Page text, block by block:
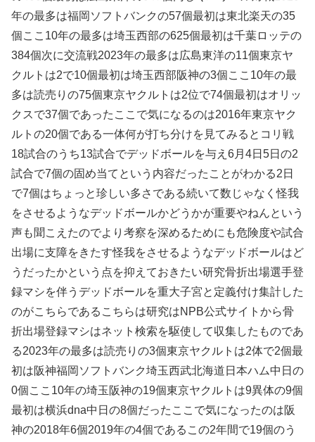
年の最多は福岡ソフトバンクの57個最初は東北楽天の35
個ここ10年の最多は埼玉西部の625個最初は千葉ロッテの
384個次に交流戦2023年の最多は広島東洋の11個東京ヤ
クルトは2で10個最初は埼玉西部阪神の3個ここ10年の最
多は読売りの75個東京ヤクルトは2位で74個最初はオリッ
クスで37個であったここで気になるのは2016年東京ヤク
ルトの20個である一体何が打ち分けを見てみるとコリ戦
18試合のうち13試合でデッドボールを与え6月4日5日の2
試合で7個の固め当てという内容だったことがわかる2日
で7個はちょっと珍しい多さである続いて数じゃなく怪我
をさせるようなデッドボールかどうかが重要やねんという
声も聞こえたのでより考察を深めるためにも危険度や試合
出場に支障をきたす怪我をさせるようなデッドボールはど
うだったかという点を抑えておきたい研究骨折出場選手登
録マシを伴うデッドボールを重大子宮と定義付け集計した
のがこちらであるこちらは研究はNPB公式サイトから骨
折出場登録マシはネット検索を駆使して収集したものであ
る2023年の最多は読売りの3個東京ヤクルトは2体で2個最
初は阪神福岡ソフトバンク埼玉西武北海道日本ハム中日の
0個ここ10年の埼玉阪神の19個東京ヤクルトは9異体の9個
最初は横浜dna中日の8個だったここで気になったのは阪
神の2018年6個2019年の4個であるこの2年間で19個のう